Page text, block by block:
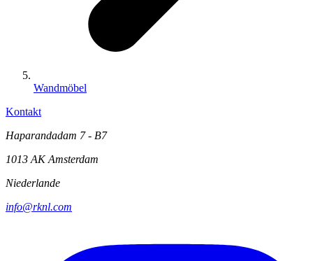
Wandmöbel
Kontakt
Haparandadam 7 - B7
1013 AK Amsterdam
Niederlande
info@rknl.com